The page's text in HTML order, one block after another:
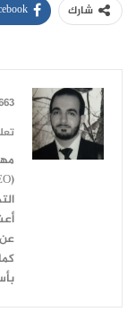
شارك
1663